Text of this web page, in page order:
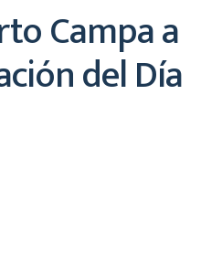
Campa a
del Día